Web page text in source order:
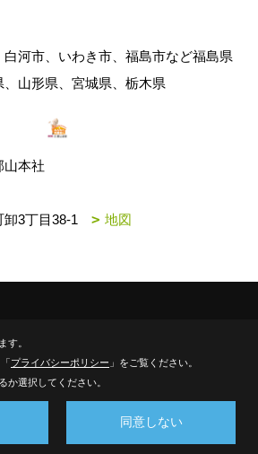
河市、いわき市、福島市など福島県
山形県、宮城県、栃木県
本社
卸3丁目38-1
地図
Reserved.
イト
す。
プライバシーポリシー 」をご覧ください。
か選択してください。
同意しない